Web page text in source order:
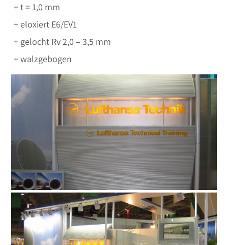
t = 1,0 mm
eloxiert E6/EV1
gelocht Rv 2,0 – 3,5 mm
walzgebogen